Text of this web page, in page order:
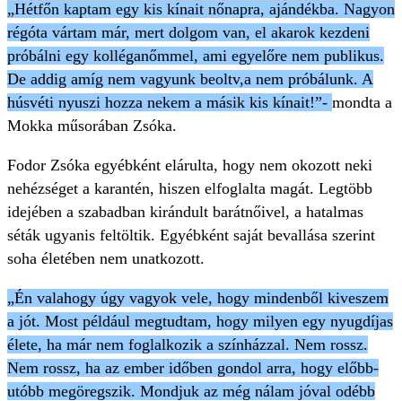
„Hétfőn kaptam egy kis kínait nőnapra, ajándékba. Nagyon
régóta vártam már, mert dolgom van, el akarok kezdeni
próbálni egy kolléganőmmel, ami egyelőre nem publikus.
De addig amíg nem vagyunk beoltv,a nem próbálunk. A
húsvéti nyuszi hozza nekem a másik kis kínait!”- mondta a
Mokka műsorában Zsóka.
Fodor Zsóka egyébként elárulta, hogy nem okozott neki
nehézséget a karantén, hiszen elfoglalta magát. Legtöbb
idejében a szabadban kirándult barátnőivel, a hatalmas
séták ugyanis feltöltik. Egyébként saját bevallása szerint
soha életében nem unatkozott.
„Én valahogy úgy vagyok vele, hogy mindenből kiveszem
a jót. Most például megtudtam, hogy milyen egy nyugdíjas
élete, ha már nem foglalkozik a színházzal. Nem rossz.
Nem rossz, ha az ember időben gondol arra, hogy előbb-
utóbb megöregszik. Mondjuk az még nálam jóval odébb